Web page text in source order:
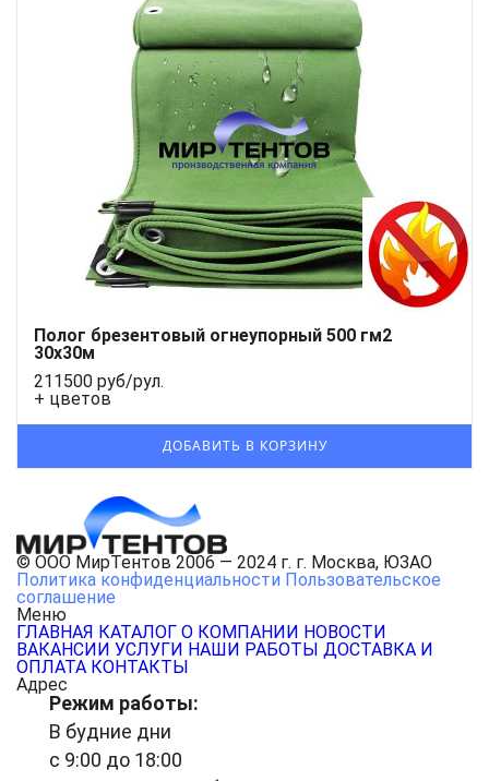
Полог брезентовый огнеупорный 500 гм2
30x30м
211500 руб/рул.
+ цветов
© ООО МирТентов 2006 — 2024 г. г. Москва, ЮЗАО
Политика конфиденциальности Пользовательское
соглашение
Меню
ГЛАВНАЯ КАТАЛОГ О КОМПАНИИ НОВОСТИ
ВАКАНСИИ УСЛУГИ НАШИ РАБОТЫ ДОСТАВКА И
ОПЛАТА КОНТАКТЫ
Адрес
Режим работы:
В будние дни
с 9:00 до 18:00